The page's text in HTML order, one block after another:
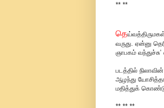
** **
தெ
வருது. ஏன்னு
ஞாபகம் வந்துச்சு’
படத்தில்
ஆழந்து
மதித்துக்
** ** **